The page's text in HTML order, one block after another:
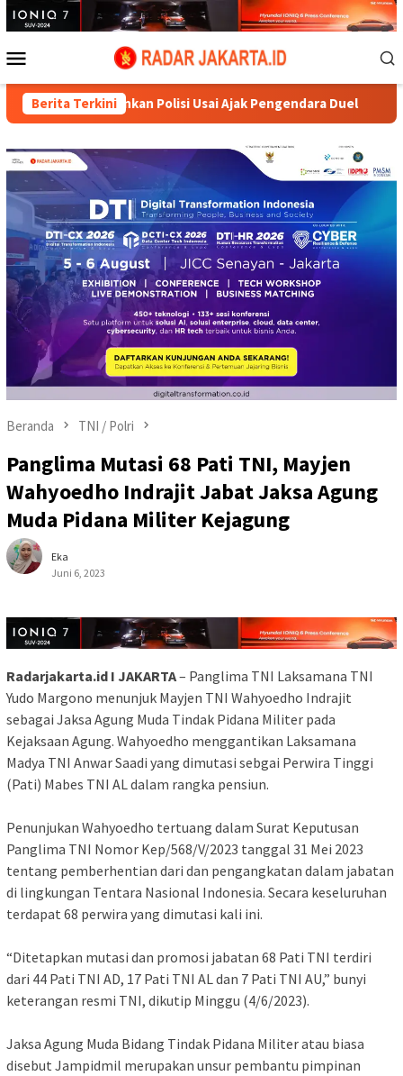
Loncat
ke
Mobile
Berita Terkini
Polisi Usai Ajak Pengendara Duel Karnaval
Beranda TNI / Polri
Panglima Mutasi 68 Pati TNI, Mayjen
Wahyoedho Indrajit Jabat Jaksa Agung
Muda Pidana Militer Kejagung
Eka
Juni 6, 2023
Radarjakarta.id I JAKARTA– Panglima TNI Laksamana TNI
Yudo Margono menunjuk Mayjen TNI Wahyoedho Indrajit
sebagai Jaksa Agung Muda Tindak Pidana Militer pada
Kejaksaan Agung. Wahyoedho menggantikan Laksamana
Madya TNI Anwar Saadi yang dimutasi sebgai Perwira Tinggi
(Pati) Mabes TNI AL dalam rangka pensiun.
Penunjukan Wahyoedho tertuang dalam Surat Keputusan
Panglima TNI Nomor Kep/568/V/2023 tanggal 31 Mei 2023
tentang pemberhentian dari dan pengangkatan dalam jabatan
di lingkungan Tentara Nasional Indonesia. Secara keseluruhan
terdapat 68 perwira yang dimutasi kali ini.
“Ditetapkan mutasi dan promosi jabatan 68 Pati TNI terdiri
dari 44 Pati TNI AD, 17 Pati TNI AL dan 7 Pati TNI AU,” bunyi
keterangan resmi TNI, dikutip Minggu (4/6/2023).
Jaksa Agung Muda Bidang Tindak Pidana Militer atau biasa
disebut Jampidmil merupakan unsur pembantu pimpinan